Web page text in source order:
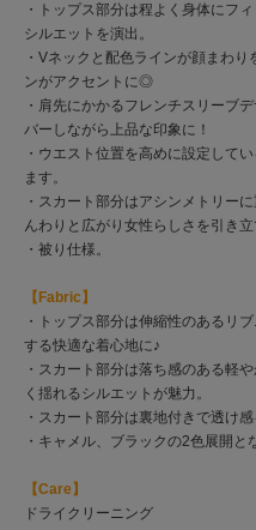
・トップス部分は程よく身体にフ
シルエットを演出。
・Vネックと配色ラインが顔まわ
ンがアクセントに◎
・肩先にかかるフレンチスリーブ
バーしながら上品な印象に！
・ウエスト位置を高めに設定して
ます。
・スカート部分はアシンメトリー
んわりと広がり女性らしさを引き立
・被り仕様。
【Fabric】
・トップス部分は伸縮性のあるリ
する快適な着心地に♪
・スカート部分は落ち感のある軽
く揺れるシルエットが魅力。
・スカート部分は裏地付きで透け
・キャメル、ブラックの2色展開と
【Care】
ドライクリーニング